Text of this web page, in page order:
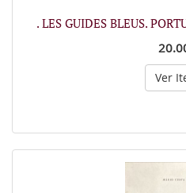
. LES GUIDES BLEUS.
Ver